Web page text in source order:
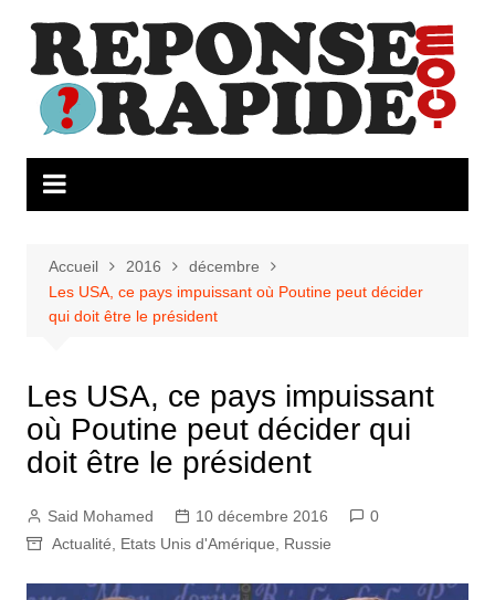
contenu
Accueil 2016
décembre
Les USA, ce pays impuissant où Poutine peut décider
qui doit être le président
Les USA, ce pays impuissant
où Poutine peut décider qui
doit être le président
Said Mohamed 10 décembre 2016
0
Actualité
Etats Unis d'Amérique Russie